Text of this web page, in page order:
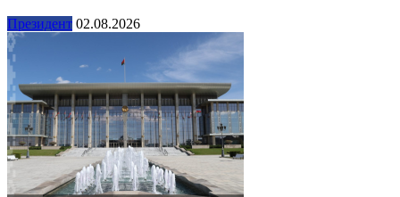
Президент 02.08.2026